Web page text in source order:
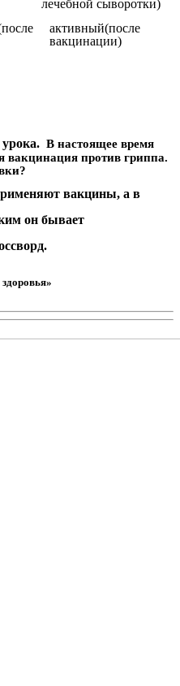
лечебной сыворотки)
активный(после
вакцинации)
В настоящее время
вакцинация против гриппа.
вакцины, а в
он бывает